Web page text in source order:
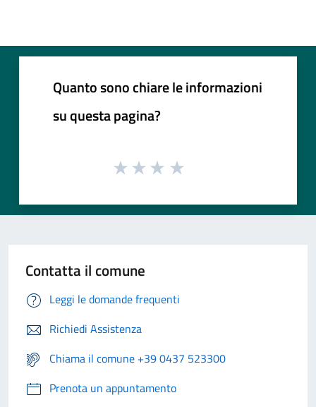
Quanto sono chiare le informazioni
su questa pagina?
Contatta il comune
Leggi le domande frequenti
Richiedi Assistenza
Chiama il comune +39 0437 523300
Prenota un appuntamento